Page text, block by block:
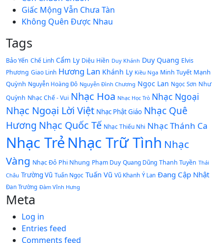
Giấc Mộng Vẫn Chưa Tàn
Không Quên Được Nhau
Tags
Bảo Yến Chế Linh Cẩm Ly Diệu Hiền Duy Khánh Duy Quang Elvis
Phương Giao Linh Hương Lan Khánh Ly Kiều Nga Minh Tuyết Mạnh
Quỳnh Nguyễn Hoàng Đô Nguyễn Đình Chương Ngọc Lan Ngọc Sơn Như
Quỳnh Nhạc Chế - Vui Nhạc Hoa Nhạc Học Trò Nhạc Ngoại
Nhạc Ngoại Lời Việt Nhạc Phật Giáo Nhạc Quê
Hương Nhạc Quốc Tế Nhạc Thiếu Nhi Nhạc Thánh Ca
Nhạc Trẻ Nhạc Trữ Tình Nhạc
Vàng Nhạc Đỏ Phi Nhung Phạm Duy Quang Dũng Thanh Tuyền Thái
Châu Trường Vũ Tuấn Ngọc Tuấn Vũ Vũ Khanh Ý Lan Đang Cập Nhật
Đan Trường Đàm Vĩnh Hưng
Meta
Log in
Entries feed
Comments feed